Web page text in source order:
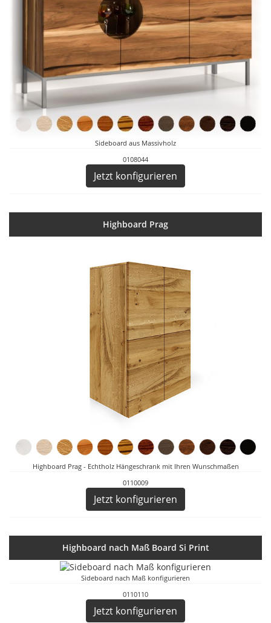
Sideboard aus Massivholz
0108044
Jetzt konfigurieren
Highboard Prag
Highboard Prag - Echtholz Hängeschrank mit Ihren Wunschmaßen
0110009
Jetzt konfigurieren
Highboard nach Maß Board Si Print
Sideboard nach Maß konfigurieren
0110110
Jetzt konfigurieren